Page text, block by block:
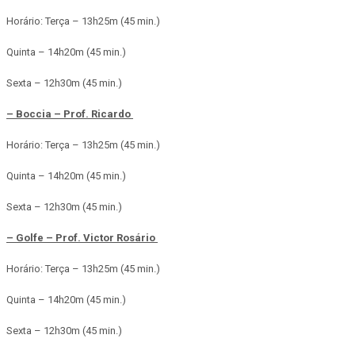
Horário: Terça – 13h25m (45 min.)
Quinta – 14h20m (45 min.)
Sexta – 12h30m (45 min.)
– Boccia – Prof. Ricardo
Horário: Terça – 13h25m (45 min.)
Quinta – 14h20m (45 min.)
Sexta – 12h30m (45 min.)
– Golfe – Prof. Victor Rosário
Horário: Terça – 13h25m (45 min.)
Quinta – 14h20m (45 min.)
Sexta – 12h30m (45 min.)